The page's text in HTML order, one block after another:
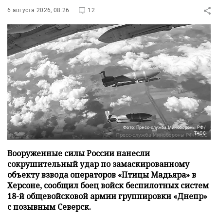
6 августа 2026, 08:26 12
Фото: Пресс-служба Минобороны РФ/
ТАСС
Вооруженные силы России нанесли
сокрушительный удар по замаскированному
объекту взвода операторов «Птицы Мадьяра» в
Херсоне, сообщил боец войск беспилотных систем
18-й общевойсковой армии группировки «Днепр»
с позывным Северск.